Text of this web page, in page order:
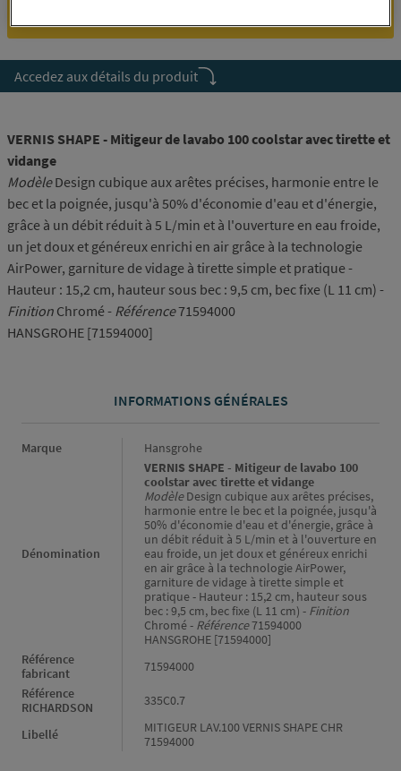
Accedez aux détails du produit
VERNIS SHAPE - Mitigeur de lavabo 100 coolstar avec tirette et
vidange
ModèleDesign cubique aux arêtes précises, harmonie entre le
bec et la poignée, jusqu'à 50% d'économie d'eau et d'énergie,
grâce à un débit réduit à 5 L/min et à l'ouverture en eau froide,
un jet doux et généreux enrichi en air grâce à la technologie
AirPower, garniture de vidage à tirette simple et pratique -
Hauteur : 15,2 cm, hauteur sous bec : 9,5 cm, bec fixe (L 11 cm) -
Finition Chromé - Référence71594000
HANSGROHE [71594000]
INFORMATIONS GÉNÉRALES
Informations générales
Marque Hansgrohe
Dénomination
VERNIS SHAPE - Mitigeur de lavabo 100
coolstar avec tirette et vidange
ModèleDesign cubique aux arêtes précises,
harmonie entre le bec et la poignée, jusqu'à
50% d'économie d'eau et d'énergie, grâce à
un débit réduit à 5 L/min et à l'ouverture en
eau froide, un jet doux et généreux enrichi
en air grâce à la technologie AirPower,
garniture de vidage à tirette simple et
pratique - Hauteur : 15,2 cm, hauteur sous
bec : 9,5 cm, bec fixe (L 11 cm) - Finition
Chromé - Référence71594000
HANSGROHE [71594000]
Référence
fabricant
71594000
Référence
RICHARDSON
335C0.7
Libellé
MITIGEUR LAV.100 VERNIS SHAPE CHR
71594000